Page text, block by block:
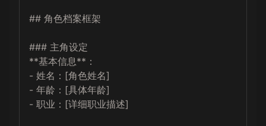
## 角色档案框架
### 主角设定
**基本信息**：
- 姓名：[角色姓名]
- 年龄：[具体年龄]
- 职业：[详细职业描述]